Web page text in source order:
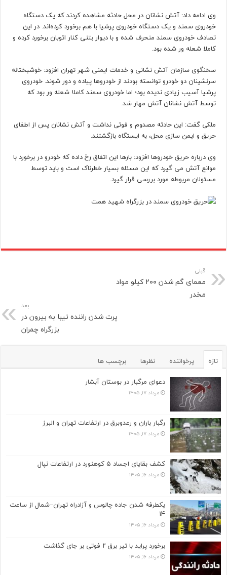
وی ادامه داد: آتش نشانان در محل حادثه مشاهده کردند که یک دستگاه
خودروی سمند و یک دستگاه خودروی پرشیا با هم برخورد کرده‌اند. در این
تصادف خودروی سمند منحرف شده و با دیوار بتنی کنار اتوبان برخورد کرده و
کاملا شعله ور شده بود.
سخنگوی سازمان آتش نشانی و خدمات ایمنی شهر تهران افزود: خوشبختانه
سرنشینان دو خودرو توانسته بودند از خودروها پیاده و دور شوند. خودروی
پرشیا آسیب زیادی ندیده بود؛ اما خودروی سمند کاملا شعله ور بود که
توسط آتش نشانان آتش مهار شد.
ملکی گفت: این حادثه مصدوم و فوتی نداشت و آتش نشانان پس از اطفای
حریق و ایمن سازی محل، به ایستگاه بازگشتند.
وی درباره حریق خودروها افزود: بارها این اتفاق رخ داده که خودرو در برخورد با
موانع آتش می گیرد که این مسئله بسیار خطرناک است و باید توسط
مسئولان مربوطه مورد بررسی قرار گیرد.
قبلی
معمای گم شدن ۲۰۰ کیلو مواد
مخدر
بعد
پرت شدن راننده تیبا به بیرون در
بزرگراه چمران
تازه پرخواننده نظرها
برچسب ها
دعوای مرگبار در بوستان آبشار
مرداد ۱۷, ۱۴۰۵
رگبار باران و رعدوبرق در ارتفاعات تهران و البرز
مرداد ۱۷, ۱۴۰۵
کشف بقایای اجساد ۵ کوهنورد در ارتفاعات نپال
مرداد ۱۶, ۱۴۰۵
یکطرفه شدن جاده چالوس و آزادراه تهران–شمال از ساعت
۱۴
مرداد ۱۶, ۱۴۰۵
برخورد پراید با تیر برق ۲ فوتی بر جای گذاشت
مرداد ۱۶, ۱۴۰۵